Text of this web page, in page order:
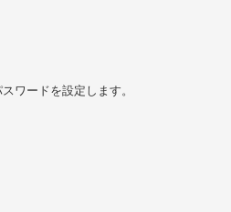
ワードを設定します。